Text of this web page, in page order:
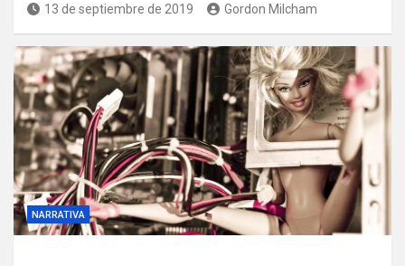
13 de septiembre de 2019 Gordon Milcham
NARRATIVA